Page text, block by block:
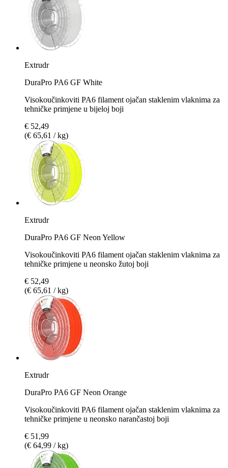
Extrudr
DuraPro PA6 GF White
Visokoučinkoviti PA6 filament ojačan staklenim vlaknima za
tehničke primjene u bijeloj boji
€ 52,49
(€ 65,61 / kg)
Extrudr
DuraPro PA6 GF Neon Yellow
Visokoučinkoviti PA6 filament ojačan staklenim vlaknima za
tehničke primjene u neonsko žutoj boji
€ 52,49
(€ 65,61 / kg)
Extrudr
DuraPro PA6 GF Neon Orange
Visokoučinkoviti PA6 filament ojačan staklenim vlaknima za
tehničke primjene u neonsko narančastoj boji
€ 51,99
(€ 64,99 / kg)